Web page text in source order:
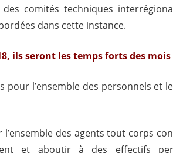
comités techniques
dans cette instance.
ils seront les temps forts des
l’ensemble des personnels et
des agents tout corps
et aboutir à des effectifs